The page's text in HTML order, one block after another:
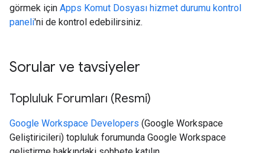
görmek için Apps Komut Dosyası hizmet durumu kontrol
paneli'ni de kontrol edebilirsiniz.
Sorular ve tavsiyeler
Topluluk Forumları (Resmi)
Google Workspace Developers (Google Workspace
Geliştiricileri) topluluk forumunda Google Workspace